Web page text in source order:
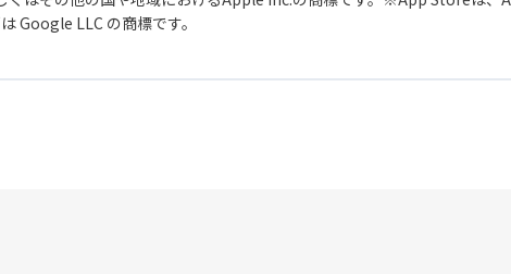
Google LLC の商標です。